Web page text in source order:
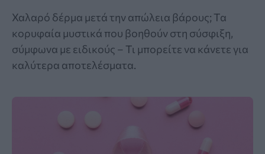
Χαλαρό δέρμα μετά την απώλεια βάρους; Τα
κορυφαία μυστικά που βοηθούν στη σύσφιξη,
σύμφωνα με ειδικούς – Τι μπορείτε να κάνετε για
καλύτερα αποτελέσματα.